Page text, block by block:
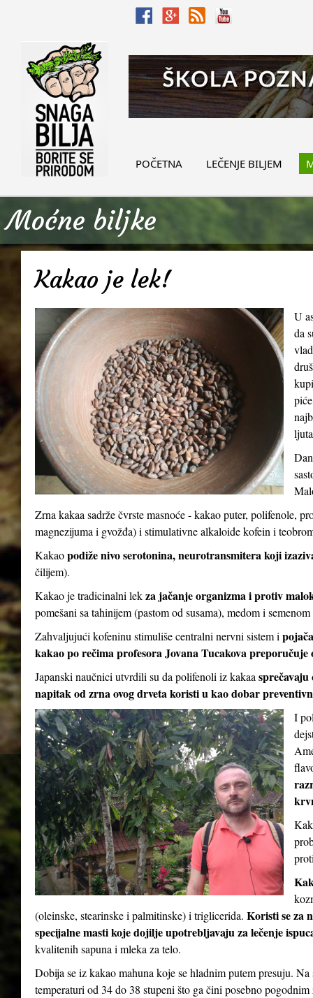
POČETNA LEČENJE BILJEM
Moćne biljke
Kakao je lek!
U
da
Zrna kakaa sadrže čvrste masnoće - kakao puter, polifenole,
magnezijuma i gvožđa) i stimulativne alkaloide kofein i
Kakaopodiže nivo serotonina, neurotransmitera koji
čilijem).
Kakao je tradicinalni lekza jačanje organizma i protiv
pomešani sa tahinijem (pastom od susama), medom i
Zahvaljujući kofeninu stimuliše centralni nervni sistem i
kakao po rečima profesora Jovana Tucakova preporučuje
Japanski naučnici utvrdili su da polifenoli iz kakaa
napitak od zrna ovog drveta koristi u kao dobar
I
(oleinske, stearinske i palmitinske) i triglicerida. Koristi se za
specijalne masti koje dojilje upotrebljavaju za lečenje
kvalitenih sapuna i mleka za telo.
Dobija se iz kakao mahuna koje se hladnim putem presuju.
temperaturi od 34 do 38 stupeni što ga čini posebno